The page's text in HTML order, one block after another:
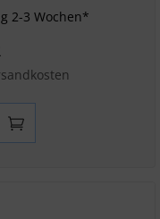
2-3 Wochen*